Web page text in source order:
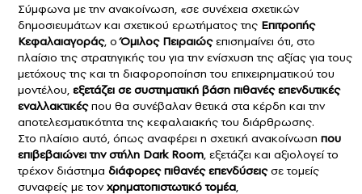
Σύμφωνα με την ανακοίνωση, «σε συνέχεια σχετικών
δημοσιευμάτων και σχετικού ερωτήματος της Επιτροπής
Κεφαλαιαγοράς, οΌμιλος Πειραιώςεπισημαίνει ότι, στο
πλαίσιο της στρατηγικής του για την ενίσχυση της αξίας για τους
μετόχους της και τη διαφοροποίηση του επιχειρηματικού του
μοντέλου, εξετάζει σε συστηματική βάση πιθανές επενδυτικές
εναλλακτικέςπου θα συνέβαλαν θετικά στα κέρδη και την
αποτελεσματικότητα της κεφαλαιακής του διάρθρωσης.
Στο πλαίσιο αυτό, όπως αναφέρει η σχετική ανακοίνωση που
επιβεβαιώνει την στήλη Dark Room, εξετάζει και αξιολογεί το
τρέχον διάστημα διάφορες πιθανές επενδύσειςσε τομείς
συναφείς με τονχρηματοπιστωτικό τομέα,